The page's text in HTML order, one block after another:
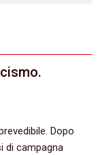
Dopo
di campagna